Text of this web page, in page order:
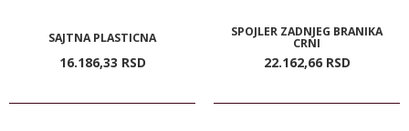
SAJTNA PLASTICNA
16.186,33 RSD
SPOJLER ZADNJEG BRANIKA
CRNI
22.162,66 RSD